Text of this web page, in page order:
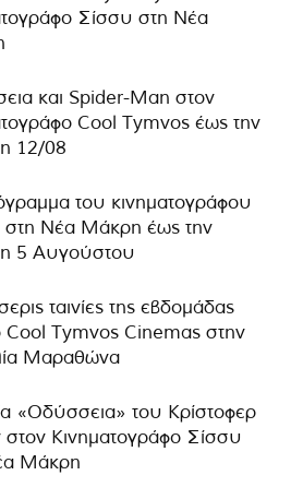
Σίσσυ στη Νέα
και Spider-Man στον
Cool Tymvos έως την
12/08
του κινηματογράφου
στη Νέα Μάκρη έως την
5 Αυγούστου
ταινίες της εβδομάδας
Cool Tymvos Cinemas στην
Μαραθώνα
«Οδύσσεια» του Κρίστοφερ
στον Κινηματογράφο Σίσσυ
Μάκρη